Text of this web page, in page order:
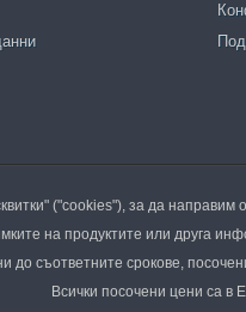
("cookies"), за да
на продуктите или друга
до съответните срокове,
Всички посочени цени са в